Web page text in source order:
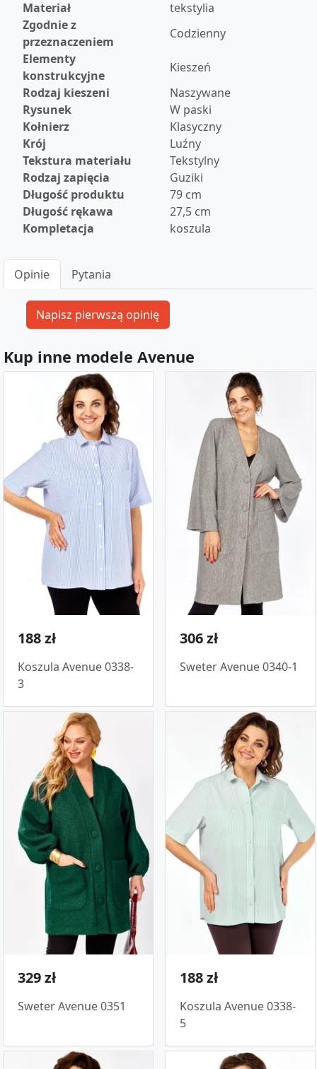
Materiał
tekstylia
Zgodnie z
przeznaczeniem
Codzienny
Elementy
konstrukcyjne
Kieszeń
Rodzaj kieszeni
Naszywane
Rysunek
W paski
Kołnierz
Klasyczny
Krój
Luźny
Tekstura materiału
Tekstylny
Rodzaj zapięcia
Guziki
Długość produktu
79 cm
Długość rękawa
27,5 cm
Kompletacja
koszula
Opinie Pytania
Kup inne modele Avenue
188 zł
Koszula Avenue 0338-
3
306 zł
Sweter Avenue 0340-1
329 zł
Sweter Avenue 0351
188 zł
Koszula Avenue 0338-
5